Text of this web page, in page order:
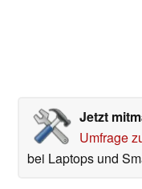
Jetzt
Umfrage
bei Laptops und